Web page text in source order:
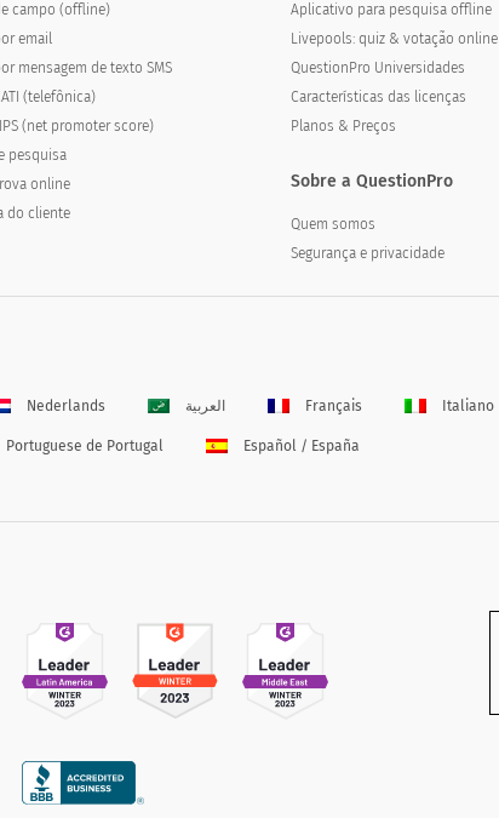
campo (offline)
email
mensagem de texto SMS
(telefônica)
(net promoter score)
pesquisa
online
do cliente
Aplicativo para pesquisa offline
Livepools: quiz & votação online
QuestionPro Universidades
Características das licenças
Planos & Preços
Sobre a QuestionPro
Quem somos
Segurança e privacidade
Nederlands العربية Français Italiano
Portuguese de Portugal Español / España